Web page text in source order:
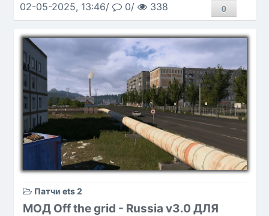
02-05-2025, 13:46/ 0/ 338 0
Патчи ets 2
МОД Off the grid - Russia v3.0 ДЛЯ